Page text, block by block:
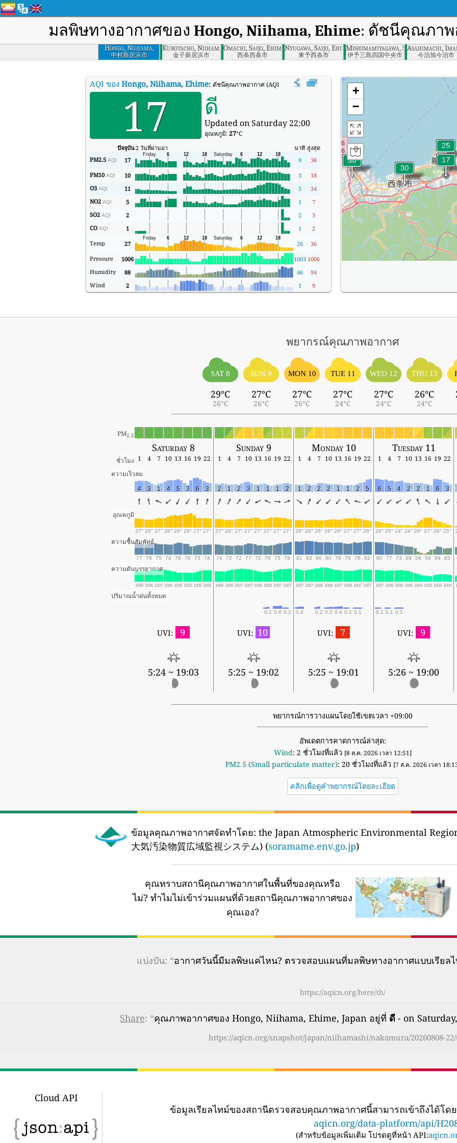
มลพิษทางอากาศของ Hongo, Niihama, Ehime: ดัชนีคุณภาพ
Hongo, Niihama,
Ehime
中村新居浜市
Kubotacho, Niihama, Ehime
金子新居浜市
Omachi, Saijo, Ehime
西条西条市
Nyugawa, Saijo, Ehime
東予西条市
Mishimamiyagawa, Shikokuchuo,
伊予三島四国中央市
Asahimachi,
今治旭今治市
AQI ของ Hongo, Niihama, Ehime: ดัชนีคุณภาพอากาศ (AQI) แบบเรียลไทม์ของ Hongo, Niihama, Ehime
17 ดี
Updated on Saturday 22:00
อุณหภูมิ:27°C
ปัจจุบัน2 วันที่ผ่านมา นาที สูงสุด
PM2.5 AQI 17 9
38
PM10 AQI 10 3
18
O3 AQI 11 5
34
NO2 AQI 5 1
7
SO2 AQI 2 2
3
CO AQI 1 1
2
Temp
27 26
36
Pressure
1006 1003 1006
Humidity
88 46
94
Wind
2 1 9
+
−
พยากรณ์คุณภาพอากาศ
SAT 8
29°C
26°C
SUN 9
27°C
26°C
MON 10
27°C
26°C
TUE 11
27°C
24°C
WED 12
27°C
24°C
THU 13
26°C
24°C
PM2.5
Saturday 8 Sunday 9 Monday 10 Tuesday 11
ชั่วโมง 1 4 7 10 13 16 19 22 1 4 7 10 13 16 19 22 1 4 7 10 13 16 19 22 1 4 7 10 13 16 19 22
ความเร็วลม
4 3 1 4 5 3 6 3 2 1 2 3 1 1 1 2 1 2 2 2 1 1 2 5 6 5 4 2 2 1 6 3
อุณหภูมิ
27° 26° 27° 28° 28° 29° 27° 27° 27° 26° 27° 27° 27° 27° 27° 27° 26° 26° 26° 26° 26° 27° 27° 26° 26° 25° 24° 24° 26° 27° 26° 25°
ความชื้นสัมพัทธ์
77 76 75 74 79 76 73 74 74 72 72 77 72 70 75 78 81 83 80 80 79 76 78 82 80 77 73 69 56 54 69 65
ความดันบรรยากาศ
1006 1006 1007 1006 1005 1005 1005 1006 1006 1006 1007 1007 1006 1005 1007 1007 1007 1007 1008 1008 1007 1006 1007 1007 1007 1006 1006 1006 1004 1003 1004 1004
ปริมาณน้ำฝนทั้งหมด
0.1 0.6 0.1 0.4 0.2 0.2 0.4 0.1 0.1 0.1 0.1 0.1
UVI: 9
5:24 ~ 19:03
UVI: 10
5:25 ~ 19:02
UVI: 7
5:25 ~ 19:01
UVI: 9
5:26 ~ 19:00
พยากรณ์การวางแผนโดยใช้เขตเวลา +09:00
อัพเดตการคาดการณ์ล่าสุด:
Wind: 2 ชั่วโมงที่แล้ว [8 ส.ค. 2026 เวลา 12:51]
PM2.5 (Small particulate matter): 20 ชั่วโมงที่แล้ว [7 ส.ค. 2026 เวลา
คลิกเพื่อดูคำพยากรณ์โดยละเอียด
ข้อมูลคุณภาพอากาศจัดทำโดย: the Japan Atmospheric Environmental
大気汚染物質広域監視システム) (soramame.env.go.jp)
คุณทราบสถานีคุณภาพอากาศในพื้นที่ของคุณหรือ
ไม่? ทำไมไม่เข้าร่วมแผนที่ด้วยสถานีคุณภาพอากาศของ
คุณเอง?
แบ่งปัน: “อากาศวันนี้มีมลพิษแค่ไหน? ตรวจสอบแผนที่มลพิษทางอากาศแบบเรียลไ
https://aqicn.org/here/th/
Share: “คุณภาพอากาศของ Hongo, Niihama, Ehime, Japan อยู่ที่ ดี - on
https://aqicn.org/snapshot/japan/niihamashi/nakamura/20260808-
Cloud API
ข้อมูลเรียลไทม์ของสถานีตรวจสอบคุณภาพอากาศนี้สามารถเข้าถึงได้โด
aqicn.org/data-platform/api/
(สำหรับข้อมูลเพิ่มเติม โปรดดูที่หน้า API: